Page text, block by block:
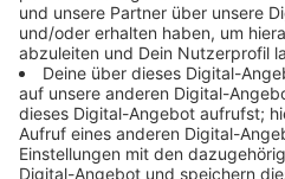
Quartal des Jahres. Die
zurück gegangen. Allerdings
hoch: im Schnitt zahlt man
rund 8.600 Euro pro
Untersuchung bezieht sich
PortalsImmoScout24.